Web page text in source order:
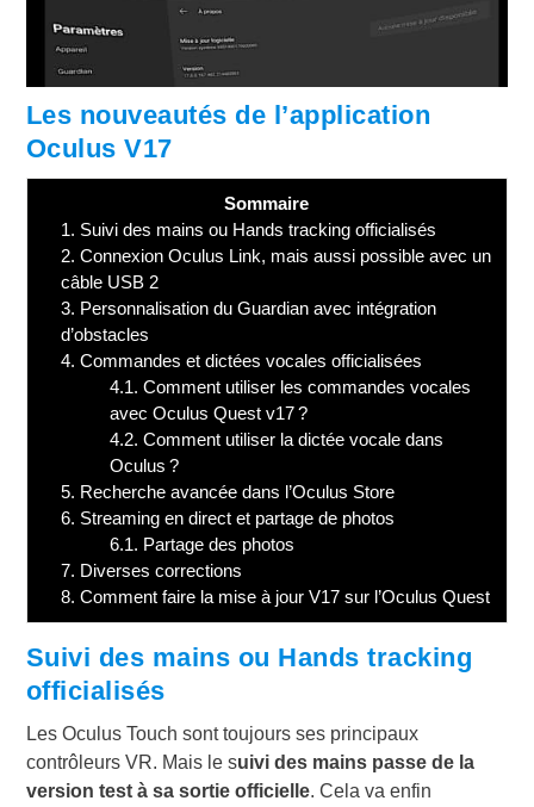
Les nouveautés de l’application
Oculus V17
Sommaire
1. Suivi des mains ou Hands tracking officialisés
2. Connexion Oculus Link, mais aussi possible avec un
câble USB 2
3. Personnalisation du Guardian avec intégration
d’obstacles
4. Commandes et dictées vocales officialisées
4.1. Comment utiliser les commandes vocales
avec Oculus Quest v17 ?
4.2. Comment utiliser la dictée vocale dans
Oculus ?
5. Recherche avancée dans l’Oculus Store
6. Streaming en direct et partage de photos
6.1. Partage des photos
7. Diverses corrections
8. Comment faire la mise à jour V17 sur l’Oculus Quest
Suivi des mains ou Hands tracking
officialisés
Les Oculus Touch sont toujours ses principaux
contrôleurs VR. Mais le suivi des mains passe de la
version test à sa sortie officielle. Cela va enfin